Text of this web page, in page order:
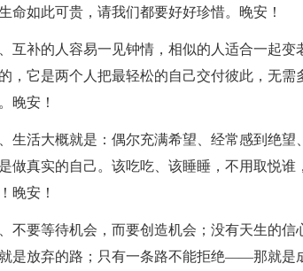
命如此可贵，请我们都要好好珍惜。晚安！
互补的人容易一见钟情，相似的人适合一起
，它是两个人把最轻松的自己交付彼此，无
晚安！
生活大概就是：偶尔充满希望、经常感到绝
做真实的自己。该吃吃、该睡睡，不用取悦
晚安！
不要等待机会，而要创造机会；没有天生的
放弃的路；只有一条路不能拒绝——那就是